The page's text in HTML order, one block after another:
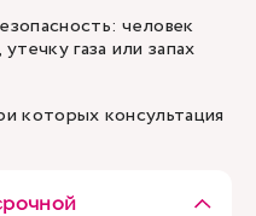
человек
газа или запах
которых консультация